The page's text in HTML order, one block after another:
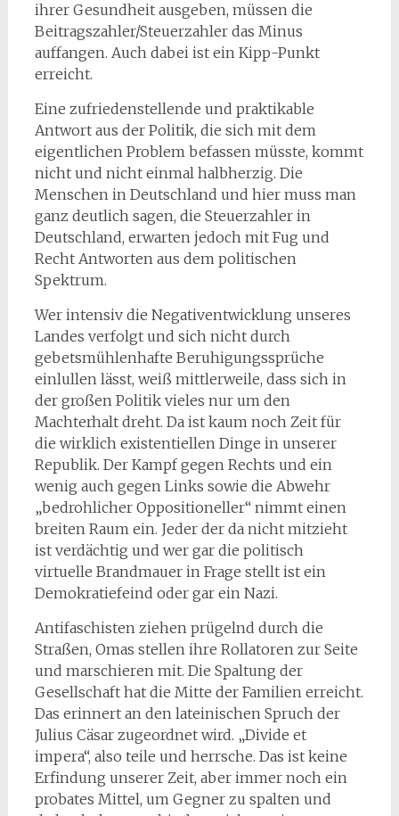
ihrer Gesundheit ausgeben, müssen die
Beitragszahler/Steuerzahler das Minus
auffangen. Auch dabei ist ein Kipp-Punkt
erreicht.
Eine zufriedenstellende und praktikable
Antwort aus der Politik, die sich mit dem
eigentlichen Problem befassen müsste, kommt
nicht und nicht einmal halbherzig. Die
Menschen in Deutschland und hier muss man
ganz deutlich sagen, die Steuerzahler in
Deutschland, erwarten jedoch mit Fug und
Recht Antworten aus dem politischen
Spektrum.
Wer intensiv die Negativentwicklung unseres
Landes verfolgt und sich nicht durch
gebetsmühlenhafte Beruhigungssprüche
einlullen lässt, weiß mittlerweile, dass sich in
der großen Politik vieles nur um den
Machterhalt dreht. Da ist kaum noch Zeit für
die wirklich existentiellen Dinge in unserer
Republik. Der Kampf gegen Rechts und ein
wenig auch gegen Links sowie die Abwehr
„bedrohlicher Oppositioneller“ nimmt einen
breiten Raum ein. Jeder der da nicht mitzieht
ist verdächtig und wer gar die politisch
virtuelle Brandmauer in Frage stellt ist ein
Demokratiefeind oder gar ein Nazi.
Antifaschisten ziehen prügelnd durch die
Straßen, Omas stellen ihre Rollatoren zur Seite
und marschieren mit. Die Spaltung der
Gesellschaft hat die Mitte der Familien erreicht.
Das erinnert an den lateinischen Spruch der
Julius Cäsar zugeordnet wird. „Divide et
impera“, also teile und herrsche. Das ist keine
Erfindung unserer Zeit, aber immer noch ein
probates Mittel, um Gegner zu spalten und